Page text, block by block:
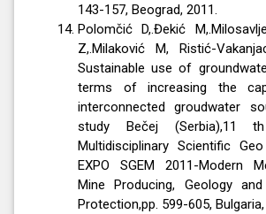
143-157, Beograd, 2011.
Polomčić D,.Đekić
Z,.Milaković M, Ristić-
Sustainable use of
terms of increasing the
interconnected groudwater
study Bečej (Serbia),11 th
Multidisciplinary Scientific
EXPO SGEM 2011-Modern
Mine Producing, Geology and
Protection,pp. 599-605, Bulgaria,